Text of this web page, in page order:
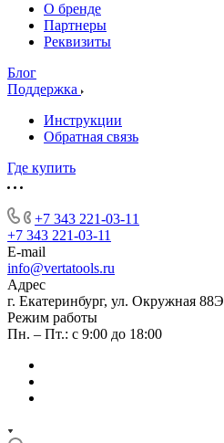
О бренде
Партнеры
Реквизиты
Блог
Поддержка
Инструкции
Обратная связь
Где купить
+7 343 221-03-11
+7 343 221-03-11
E-mail
info@vertatools.ru
Адрес
г. Екатеринбург, ул. Окружная 88Э
Режим работы
Пн. – Пт.: с 9:00 до 18:00